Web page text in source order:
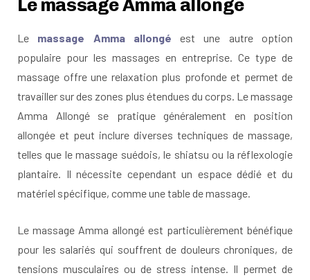
Le massage Amma allongé
Le massage Amma allongé est une autre option
populaire pour les massages en entreprise. Ce type de
massage offre une relaxation plus profonde et permet de
travailler sur des zones plus étendues du corps. Le massage
Amma Allongé se pratique généralement en position
allongée et peut inclure diverses techniques de massage,
telles que le massage suédois, le shiatsu ou la réflexologie
plantaire. Il nécessite cependant un espace dédié et du
matériel spécifique, comme une table de massage.
Le massage Amma allongé est particulièrement bénéfique
pour les salariés qui souffrent de douleurs chroniques, de
tensions musculaires ou de stress intense. Il permet de